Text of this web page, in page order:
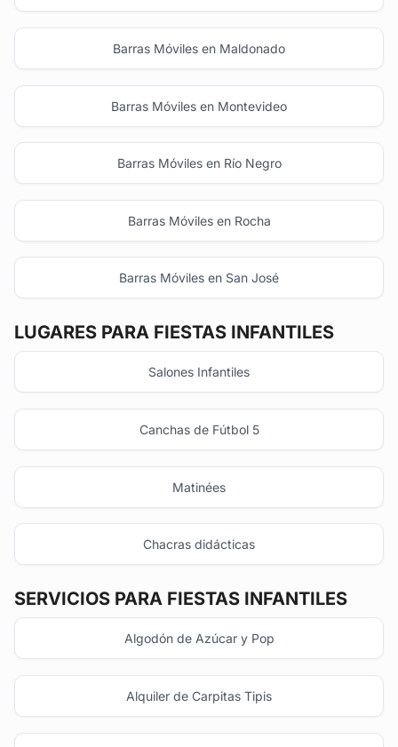
Barras Móviles en Maldonado
Barras Móviles en Montevideo
Barras Móviles en Río Negro
Barras Móviles en Rocha
Barras Móviles en San José
LUGARES PARA FIESTAS INFANTILES
Salones Infantiles
Canchas de Fútbol 5
Matinées
Chacras didácticas
SERVICIOS PARA FIESTAS INFANTILES
Algodón de Azúcar y Pop
Alquiler de Carpitas Tipis